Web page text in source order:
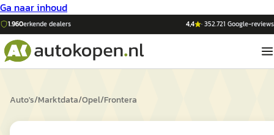
Ga naar inhoud
1.960erkende dealers 4,4 ·352.721 Google-reviews
Auto's/Marktdata/Opel/Frontera